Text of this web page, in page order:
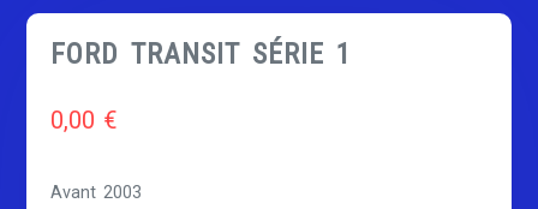
FORD TRANSIT SÉRIE 1
0,00 €
Avant 2003